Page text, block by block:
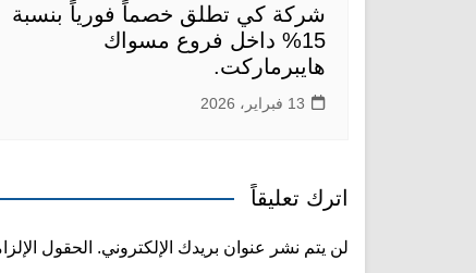
شركة كي تطلق خصماً فورياً بنسبة
15% داخل فروع مسواك
هايبرماركت.
13 فبراير، 2026
اترك تعليقاً
لن يتم نشر عنوان بريدك الإلكتروني. الحقول